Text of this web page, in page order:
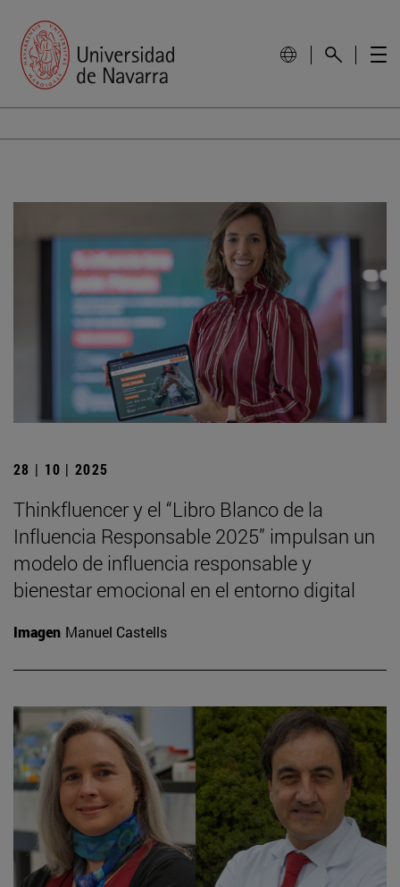
28 | 10 | 2025
Thinkfluencer y el “Libro Blanco de la
Influencia Responsable 2025” impulsan un
modelo de influencia responsable y
bienestar emocional en el entorno digital
Imagen Manuel Castells